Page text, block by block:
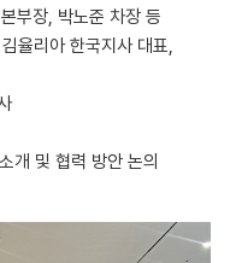
부장, 박노준 차장 등
율리아 한국지사 대표,
개 및 협력 방안 논의